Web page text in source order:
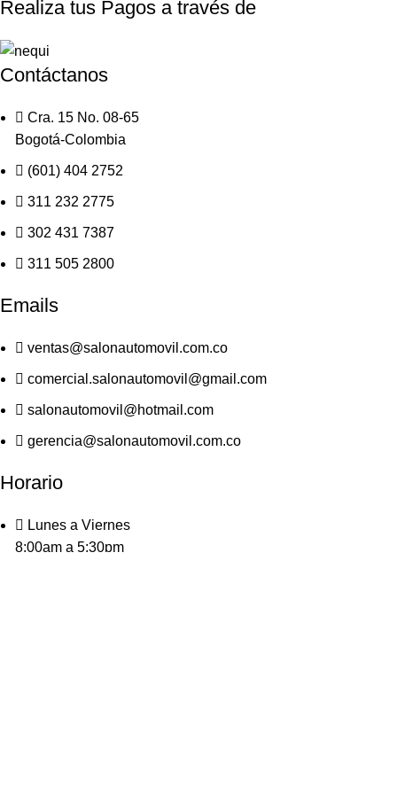
Realiza tus Pagos a través de
Contáctanos
Cra. 15 No. 08-65
Bogotá-Colombia
(601) 404 2752
311 232 2775
302 431 7387
311 505 2800
Emails
ventas@salonautomovil.com.co
comercial.salonautomovil@gmail.com
salonautomovil@hotmail.com
gerencia@salonautomovil.com.co
Horario
Lunes a Viernes
8:00am a 5:30pm